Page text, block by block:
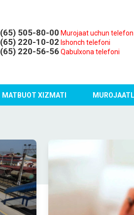
(65) 505-80-00 Murojaat uchun telefon
(65) 220-10-02 Ishonch telefoni
(65) 220-56-56 Qabulxona telefoni
MATBUOT XIZMATI